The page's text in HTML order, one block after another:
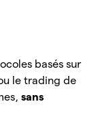
basés sur
le trading de
sans